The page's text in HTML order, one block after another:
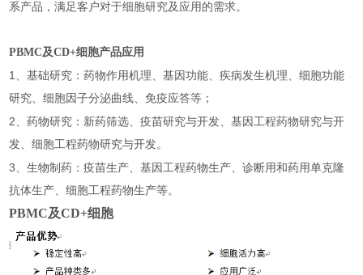
系产品，满足客户对于细胞研究及应用的需求。
PBMC及CD+细胞产品应用
1 、基础研究：药物作用机理、基因功能、疾病发生机理、细胞功能
研究、细胞因子分泌曲线、免疫应答等；
2、药物研究：新药筛选、疫苗研究与开发、基因工程药物研究与开
发、细胞工程药物研究与开发。
3、生物制药：疫苗生产、基因工程药物生产、诊断用和药用单克隆
抗体生产、细胞工程药物生产等。
PBMC及CD+细胞